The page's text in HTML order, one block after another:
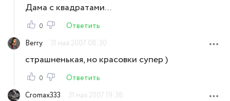
Дама с квадратами...
0
Ответить
Berry
31 мая 2007 08:30
страшненькая, но красовки супер )
0
Ответить
Cromax333
31 мая 2007 19:38